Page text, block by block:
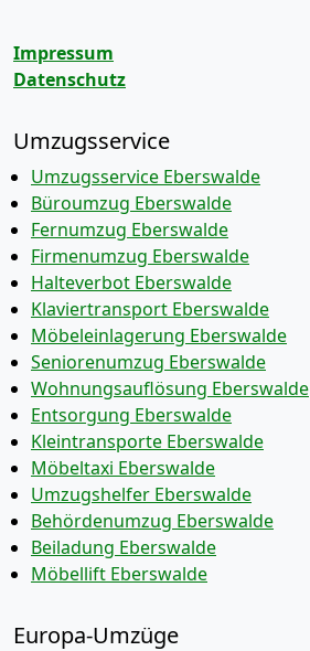
Impressum
Datenschutz
Umzugsservice
Umzugsservice Eberswalde
Büroumzug Eberswalde
Fernumzug Eberswalde
Firmenumzug Eberswalde
Halteverbot Eberswalde
Klaviertransport Eberswalde
Möbeleinlagerung Eberswalde
Seniorenumzug Eberswalde
Wohnungsauflösung Eberswalde
Entsorgung Eberswalde
Kleintransporte Eberswalde
Möbeltaxi Eberswalde
Umzugshelfer Eberswalde
Behördenumzug Eberswalde
Beiladung Eberswalde
Möbellift Eberswalde
Europa-Umzüge